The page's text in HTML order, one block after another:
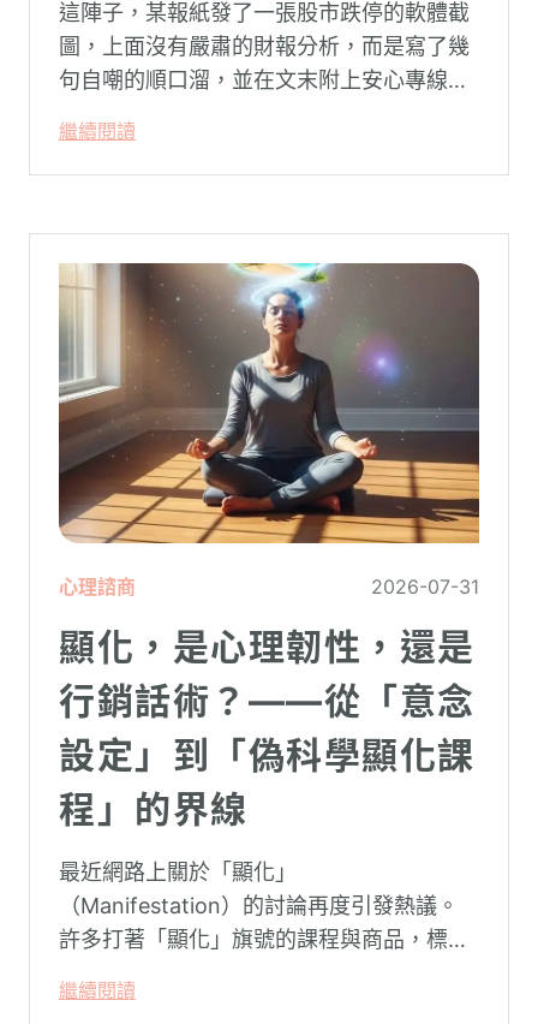
這陣子，某報紙發了一張股市跌停的軟體截
圖，上面沒有嚴肅的財報分析，而是寫了幾
句自嘲的順口溜，並在文末附上安心專線與
被廣泛轉載。對許多投資人而言，螢幕上下
跌的數字背後，實質連結的是個人的財務壓
繼續閱讀
心理諮商 2026-07-31
顯化，是心理韌性，還是
行銷話術？——從「意念
設定」到「偽科學顯化課
程」的界線
最近網路上關於「顯化」
（Manifestation）的討論再度引發熱議。
許多打著「顯化」旗號的課程與商品，標榜
能吸引財富、關係與健康。這類論述聽起來
繼續閱讀